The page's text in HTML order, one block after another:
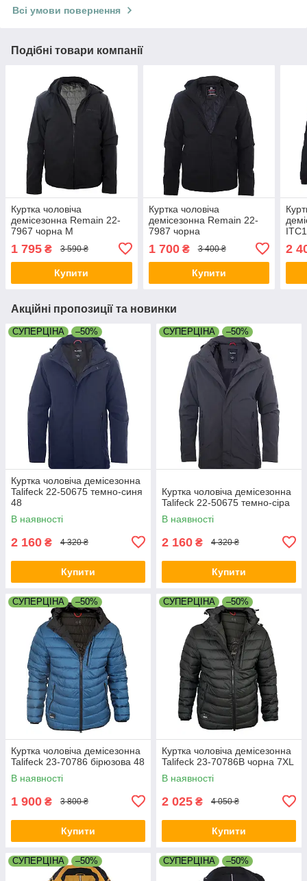
Всі умови повернення
Подібні товари компанії
Куртка чоловіча
демісезонна Remain 22-
7967 чорна M
1 795 ₴ 3 590 ₴
Купити
Куртка чоловіча
демісезонна Remain 22-
7987 чорна
1 700₴ 3 400 ₴
Купити
2
Акційні пропозиції та новинки
СУПЕРЦІНА –50%
Куртка чоловіча демісезонна
Talifeck 22-50675 темно-синя
48
В наявності
2 160 ₴ 4 320 ₴
Купити
СУПЕРЦІНА –50%
Куртка чоловіча демісезонна
Talifeck 22-50675 темно-сіра
В наявності
2 160 ₴ 4 320 ₴
Купити
СУПЕРЦІНА –50%
Куртка чоловіча демісезонна
Talifeck 23-70786 бірюзова 48
В наявності
1 900 ₴ 3 800 ₴
Купити
СУПЕРЦІНА –50%
Куртка чоловіча демісезонна
Talifeck 23-70786B чорна 7XL
В наявності
2 025 ₴ 4 050 ₴
Купити
СУПЕРЦІНА –50% СУПЕРЦІНА –50%